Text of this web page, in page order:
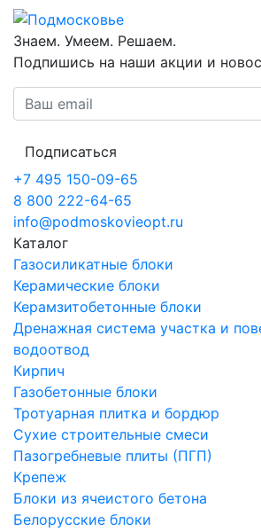
Знаем. Умеем. Решаем.
Подпишись на наши акции и
Подписаться
+7 495 150-09-65
8 800 222-64-65
info@podmoskovieopt.ru
Каталог
Газосиликатные блоки
Керамические блоки
Керамзитобетонные блоки
Дренажная система участка и
водоотвод
Кирпич
Газобетонные блоки
Тротуарная плитка и бордюр
Сухие строительные смеси
Пазогребневые плиты (ПГП)
Крепеж
Блоки из ячеистого бетона
Белорусские блоки